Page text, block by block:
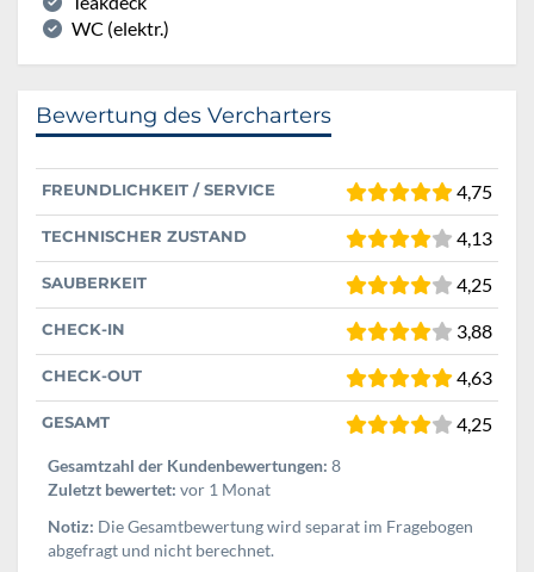
WC (elektr.)
Bewertung des Vercharters
FREUNDLICHKEIT / SERVICE 4,75
TECHNISCHER ZUSTAND 4,13
SAUBERKEIT 4,25
CHECK-IN 3,88
CHECK-OUT 4,63
GESAMT 4,25
Gesamtzahl der Kundenbewertungen: 8
Zuletzt bewertet: vor 1 Monat
Notiz: Die Gesamtbewertung wird separat im Fragebogen
abgefragt und nicht berechnet.